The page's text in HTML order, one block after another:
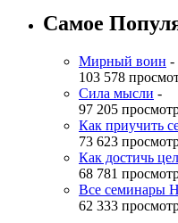
Самое
Мирный воин -
103 578
Сила мысли -
97 205
Как приучить
73 623
Как достичь
68 781
Все семинары
62 333